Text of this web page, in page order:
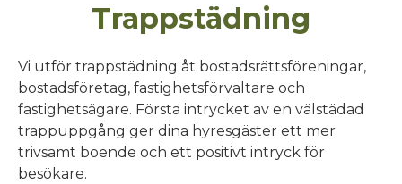
Trappstädning
Vi utför trappstädning åt bostadsrättsföreningar,
bostadsföretag, fastighetsförvaltare och
fastighetsägare. Första intrycket av en välstädad
trappuppgång ger dina hyresgäster ett mer
trivsamt boende och ett positivt intryck för
besökare.